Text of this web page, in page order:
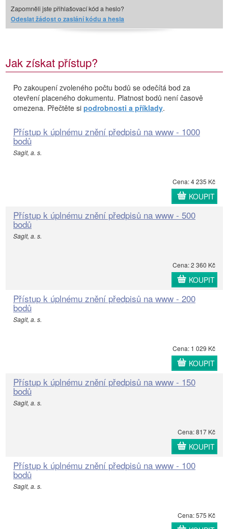
Zapomněli jste přihlašovací kód a heslo?
Odeslat žádost o zaslání kódu a hesla
Jak získat přístup?
Po zakoupení zvoleného počtu bodů se odečítá bod za
otevření placeného dokumentu. Platnost bodů není časově
omezena. Přečtěte si podrobnosti a příklady.
Přístup k úplnému znění předpisů na www - 1000
bodů
Sagit, a. s.
Cena: 4 235 Kč
KOUPIT
Přístup k úplnému znění předpisů na www - 500
bodů
Sagit, a. s.
Cena: 2 360 Kč
KOUPIT
Přístup k úplnému znění předpisů na www - 200
bodů
Sagit, a. s.
Cena: 1 029 Kč
KOUPIT
Přístup k úplnému znění předpisů na www - 150
bodů
Sagit, a. s.
Cena: 817 Kč
KOUPIT
Přístup k úplnému znění předpisů na www - 100
bodů
Sagit, a. s.
Cena: 575 Kč